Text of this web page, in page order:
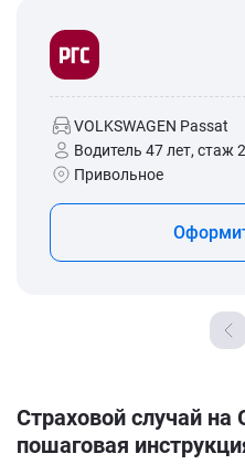
VOLKSWAGEN Passat
Водитель 47 лет, стаж
Привольное
Страховой случай на
пошаговая